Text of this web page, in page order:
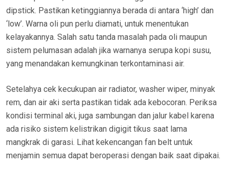
dipstick. Pastikan ketinggiannya berada di antara ‘high’ dan
‘low’. Warna oli pun perlu diamati, untuk menentukan
kelayakannya. Salah satu tanda masalah pada oli maupun
sistem pelumasan adalah jika warnanya serupa kopi susu,
yang menandakan kemungkinan terkontaminasi air.
Setelahya cek kecukupan air radiator, washer wiper, minyak
rem, dan air aki serta pastikan tidak ada kebocoran. Periksa
kondisi terminal aki, juga sambungan dan jalur kabel karena
ada risiko sistem kelistrikan digigit tikus saat lama
mangkrak di garasi. Lihat kekencangan fan belt untuk
menjamin semua dapat beroperasi dengan baik saat dipakai.